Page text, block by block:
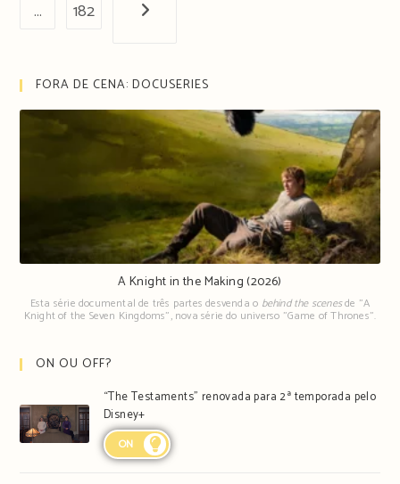
… 182 Próxima página
FORA DE CENA: DOCUSERIES
A Knight in the Making (2026)
Esta série documental de três partes desvenda o behind the scenesde "A
Knight of the Seven Kingdoms", nova série do universo "Game of Thrones".
ON OU OFF?
“The Testaments” renovada para 2ª temporada pelo
Disney+
ON